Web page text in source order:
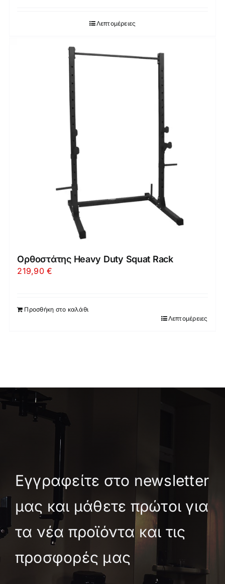
Λεπτομέρειες
Ορθοστάτης Heavy Duty Squat Rack
219,90€
Προσθήκη στο καλάθι
Λεπτομέρειες
Εγγραφείτε στο newsletter
μας και μάθετε πρώτοι για
τα νέα προϊόντα και τις
προσφορές μας